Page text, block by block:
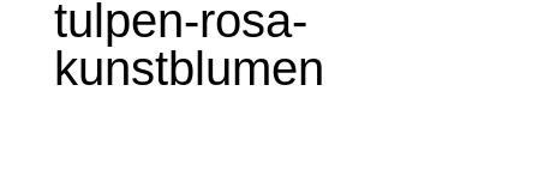
tulpen-rosa-
kunstblumen